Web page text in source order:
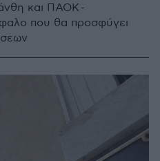
και ΠΑΟΚ -
που θα προσφύγει